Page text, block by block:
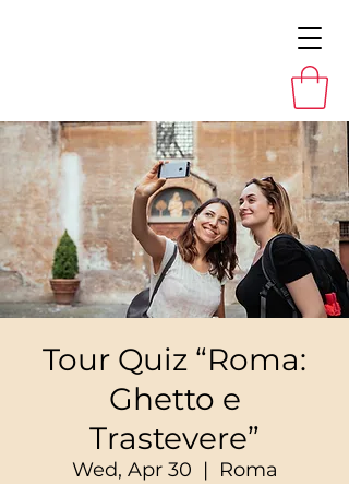
Tour Quiz “Roma:
Ghetto e
Trastevere”
Wed, Apr 30
  |
Roma